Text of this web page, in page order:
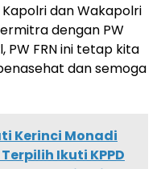
dan Wakapolri
dengan PW
PW FRN ini tetap kita
dan semoga
Kerinci Monadi
Ikuti KPPD